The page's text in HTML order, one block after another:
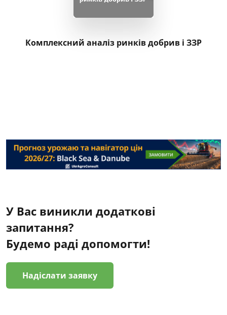
Комплексний аналіз ринків добрив і ЗЗР
У Вас виникли додаткові
запитання?
Будемо раді допомогти!
Надіслати заявку